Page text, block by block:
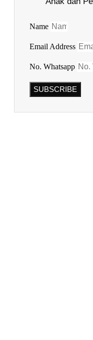
Name
Email Address
No. Whatsapp
SUBSCRIBE